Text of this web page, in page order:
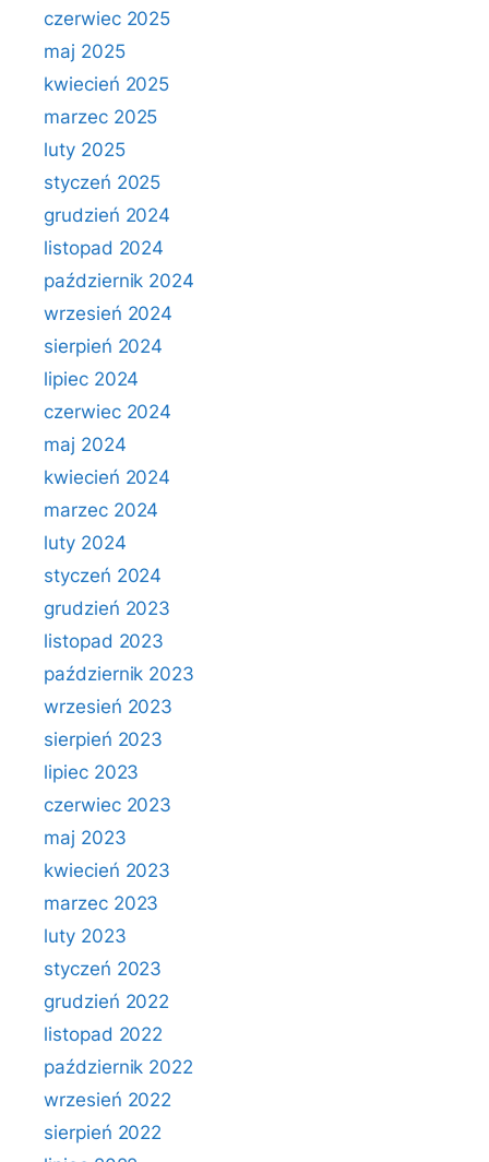
czerwiec 2025
maj 2025
kwiecień 2025
marzec 2025
luty 2025
styczeń 2025
grudzień 2024
listopad 2024
październik 2024
wrzesień 2024
sierpień 2024
lipiec 2024
czerwiec 2024
maj 2024
kwiecień 2024
marzec 2024
luty 2024
styczeń 2024
grudzień 2023
listopad 2023
październik 2023
wrzesień 2023
sierpień 2023
lipiec 2023
czerwiec 2023
maj 2023
kwiecień 2023
marzec 2023
luty 2023
styczeń 2023
grudzień 2022
listopad 2022
październik 2022
wrzesień 2022
sierpień 2022